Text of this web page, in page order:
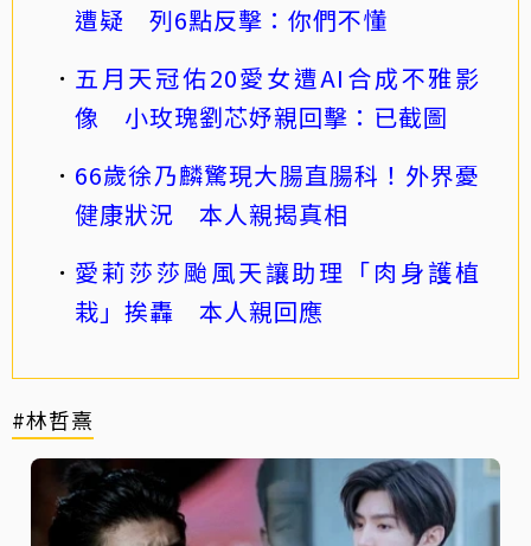
遭疑 列6點反擊：你們不懂
五月天冠佑20愛女遭AI合成不雅影
像 小玫瑰劉芯妤親回擊：已截圖
66歲徐乃麟驚現大腸直腸科！外界憂
健康狀況 本人親揭真相
愛莉莎莎颱風天讓助理「肉身護植
栽」挨轟 本人親回應
#林哲熹